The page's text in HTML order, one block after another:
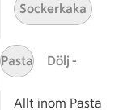
Sockerkaka
Pasta Dölj -
Allt inom Pasta